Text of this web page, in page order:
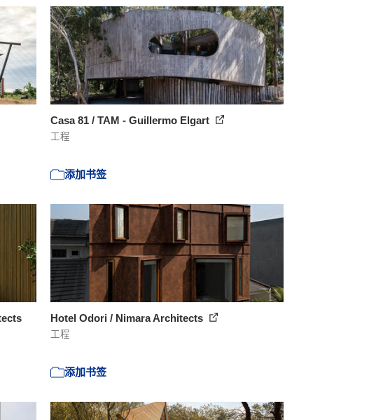
Casa 81 / TAM - Guillermo Elgart
工程
添加书签
Hotel Odori / Nimara Architects
工程
添加书签